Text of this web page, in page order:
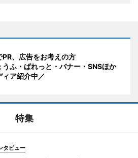
PR、広告をお考えの方
うふ・ぱれっと・バナー・SNSほか
ィア紹介中／
特集
タビュー